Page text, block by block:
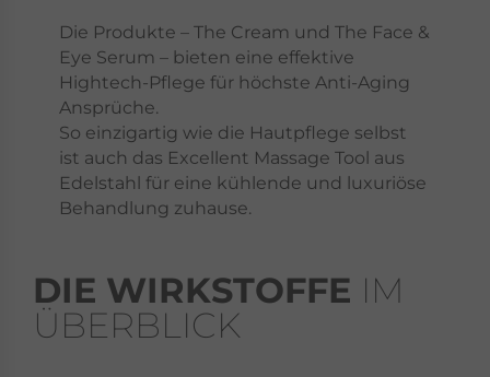
Die Produkte – The Cream und The Face &
Eye Serum – bieten eine effektive
Hightech-Pflege für höchste Anti-Aging
Ansprüche.
So einzigartig wie die Hautpflege selbst
ist auch das Excellent Massage Tool aus
Edelstahl für eine kühlende und luxuriöse
Behandlung zuhause.
DIE WIRKSTOFFE IM
ÜBERBLICK